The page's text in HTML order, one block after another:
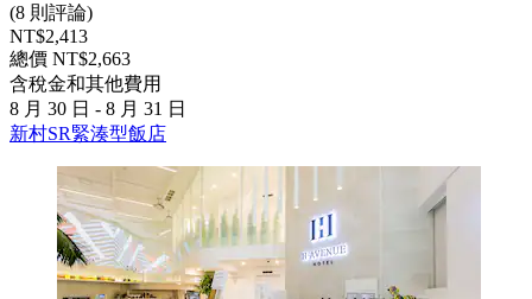
(8 則評論)
NT$2,413
總價 NT$2,663
含稅金和其他費用
8 月 30 日 - 8 月 31 日
新村SR緊湊型飯店